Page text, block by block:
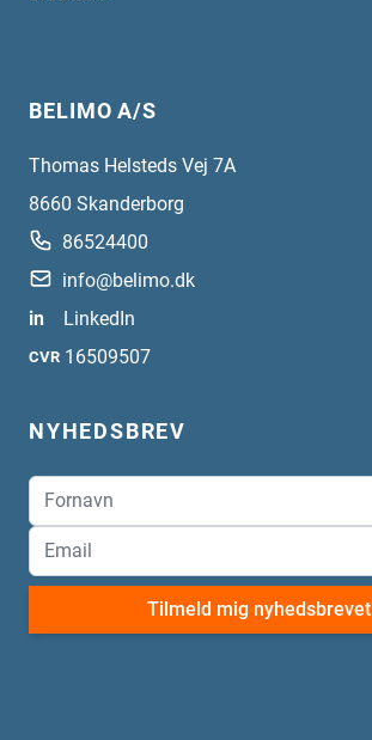
BELIMO A/S
Thomas Helsteds Vej 7A
8660 Skanderborg
86524400
info@belimo.dk
in
LinkedIn
CVR 16509507
NYHEDSBREV
Tilmeld mig nyhedsbrevet